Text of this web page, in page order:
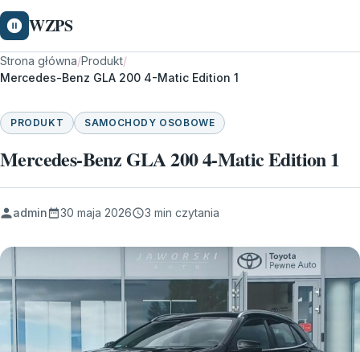
WZPS
Strona główna/Produkt/
Mercedes-Benz GLA 200 4-Matic Edition 1
PRODUKT SAMOCHODY OSOBOWE
Mercedes-Benz GLA 200 4-Matic Edition 1
admin 30 maja 2026 3 min czytania